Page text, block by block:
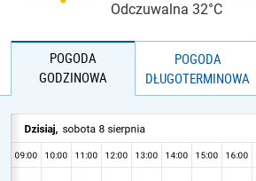
Odczuwalna 32°C
POGODA
GODZINOWA
POGODA
DŁUGOTERMINOWA